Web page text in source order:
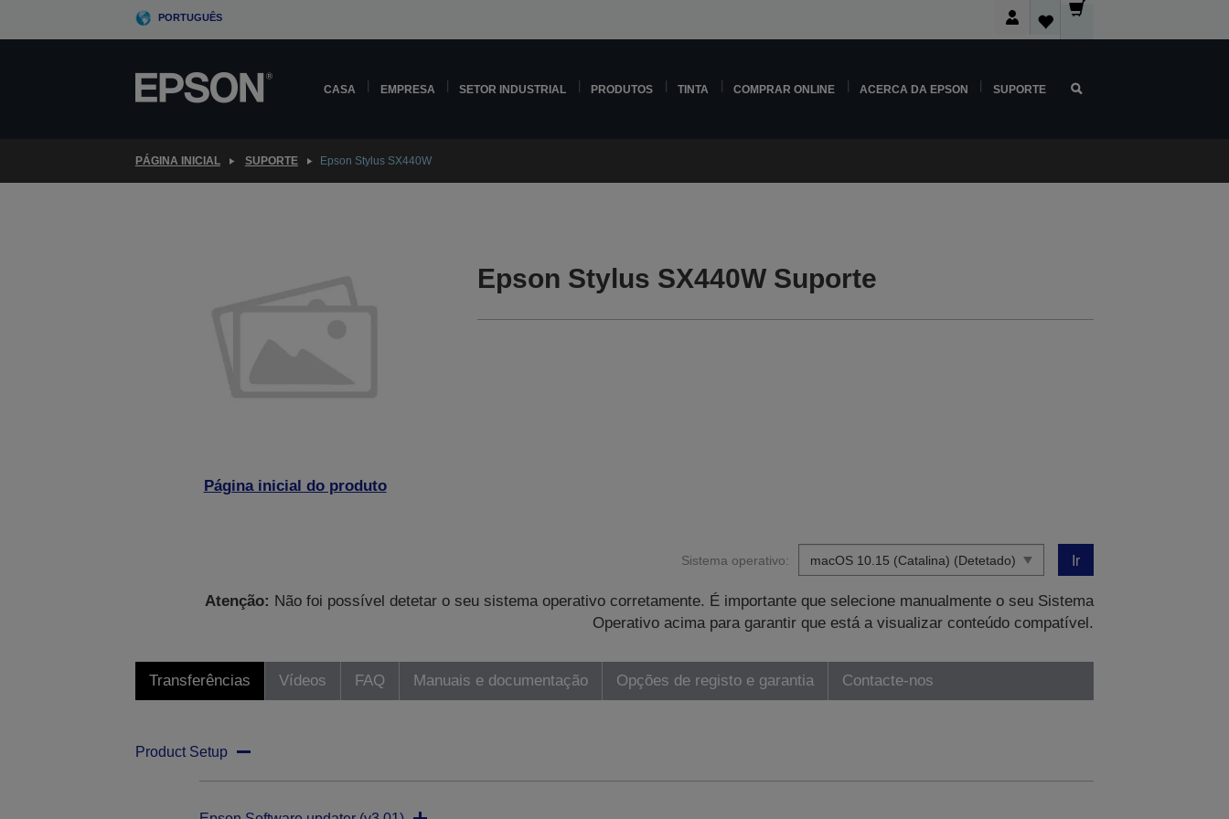
PORTUGUÊS
CASA EMPRESA SETOR INDUSTRIAL PRODUTOS TINTA COMPRAR ONLINE ACERCA DA EPSON SUPORTE
PÁGINA INICIAL SUPORTE Epson Stylus SX440W
Página inicial do produto
Epson Stylus SX440W Suporte
Sistema operativo: Ir
Atenção: Não foi possível detetar o seu sistema operativo corretamente. É importante que selecione manualmente o seu Sistema
Operativo acima para garantir que está a visualizar conteúdo compatível.
Transferências Vídeos FAQ Manuais e documentação Opções de registo e garantia Contacte-nos
Product Setup